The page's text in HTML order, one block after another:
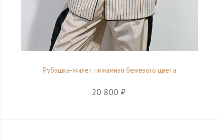
Рубашка-жилет пижамная бежевого цвета
20 800 ₽